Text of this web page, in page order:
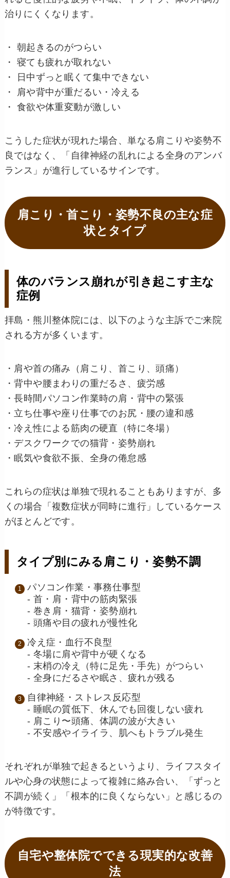
治りにくくなります。
・ 朝起きるのがつらい
・ 寝ても疲れが取れない
・ 日中ずっと眠くて集中できない
・ 肩や背中が重だるい・冷える
・ 食欲や体重変動が激しい
こうした症状が現れた場合、単なる肩こりや姿勢不
良ではなく、「自律神経の乱れによる全身のアンバ
ランス」が進行しているサインです。
肩こり・首こり・姿勢不良の主な症
状とタイプ
体のバランス崩れが引き起こす主な
症例
拝島・熊川整体院には、以下のような主訴でご来院
される方が多くいます。
・肩や首の痛み（肩こり、首こり、頭痛）
・背中や腰まわりの重だるさ、疲労感
・長時間パソコン作業時の肩・背中の緊張
・立ち仕事や座り仕事でのお尻・腰の違和感
・冷え性による筋肉の硬直（特に冬場）
・デスクワークでの猫背・姿勢崩れ
・眠気や食欲不振、全身の倦怠感
これらの症状は単独で現れることもありますが、多
くの場合「複数症状が同時に進行」しているケース
がほとんどです。
タイプ別にみる肩こり・姿勢不調
パソコン作業・事務仕事型
- 首・肩・背中の筋肉緊張
- 巻き肩・猫背・姿勢崩れ
- 頭痛や目の疲れが慢性化
冷え症・血行不良型
- 冬場に肩や背中が硬くなる
- 末梢の冷え（特に足先・手先）がつらい
- 全身にだるさや眠さ、疲れが残る
自律神経・ストレス反応型
- 睡眠の質低下、休んでも回復しない疲れ
- 肩こり〜頭痛、体調の波が大きい
- 不安感やイライラ、肌へもトラブル発生
それぞれが単独で起きるというより、ライフスタイ
ルや心身の状態によって複雑に絡み合い、「ずっと
不調が続く」「根本的に良くならない」と感じるの
が特徴です。
自宅や整体院でできる現実的な改善
法